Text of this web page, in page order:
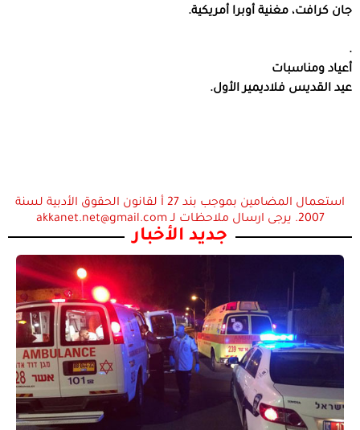
جان كرافت، مغنية أوبرا أمريكية.
.
أعياد ومناسبات
عيد القديس فلاديمير الأول.
استعمال المضامين بموجب بند 27 أ لقانون الحقوق الأدبية لسنة
2007. يرجى ارسال ملاحظات لـ akkanet.net@gmail.com
جديد الأخبار